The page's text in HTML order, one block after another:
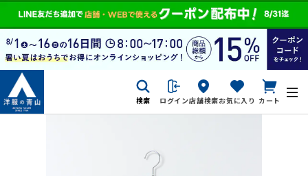
検索 ログイン店舗検索お気に入り カート